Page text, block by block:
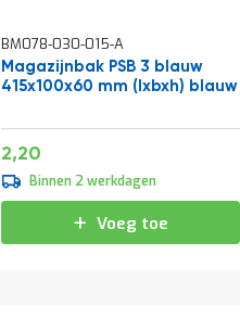
BM078-030-015-A
Magazijnbak PSB 3 blauw
415x100x60 mm (lxbxh) blauw
Speciale
prijs
2,20
Binnen 2 werkdagen
Voeg toe